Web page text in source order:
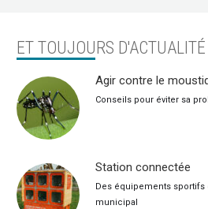
ET TOUJOURS D'ACTUALITÉ
Agir contre le
Conseils pour éviter sa
Station connectée
Des équipements
municipal